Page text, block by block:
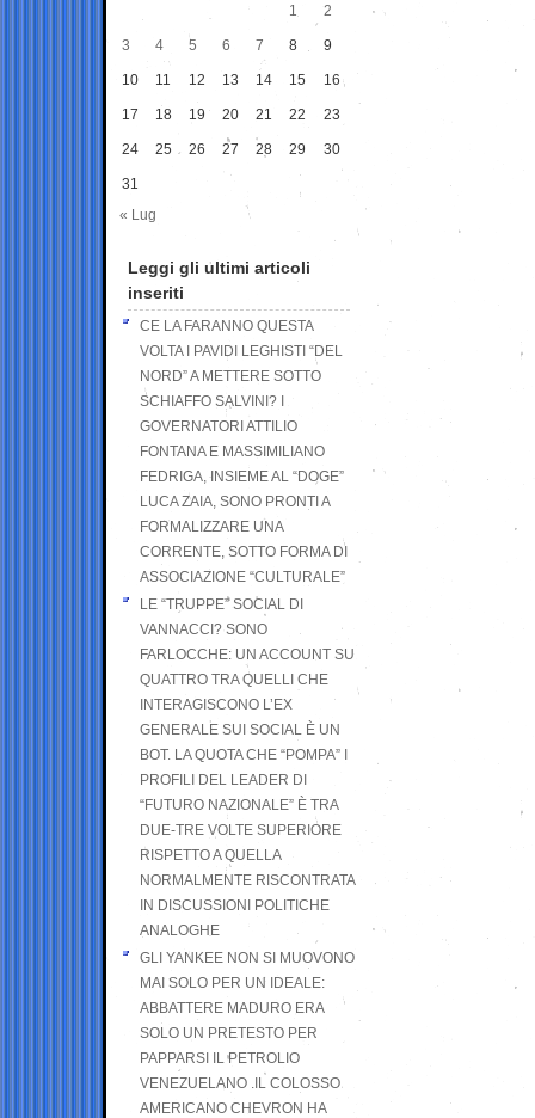
1
2
3 4 5 6 7 8 9
10 11 12 13 14 15 16
17 18 19 20 21 22 23
24 25 26 27 28 29 30
31
« Lug
Leggi gli ultimi articoli
inseriti
CE LA FARANNO QUESTA
VOLTA I PAVIDI LEGHISTI “DEL
NORD” A METTERE SOTTO
SCHIAFFO SALVINI? I
GOVERNATORI ATTILIO
FONTANA E MASSIMILIANO
FEDRIGA, INSIEME AL “DOGE”
LUCA ZAIA, SONO PRONTI A
FORMALIZZARE UNA
CORRENTE, SOTTO FORMA DI
ASSOCIAZIONE “CULTURALE”
LE “TRUPPE” SOCIAL DI
VANNACCI? SONO
FARLOCCHE: UN ACCOUNT SU
QUATTRO TRA QUELLI CHE
INTERAGISCONO L’EX
GENERALE SUI SOCIAL È UN
BOT. LA QUOTA CHE “POMPA” I
PROFILI DEL LEADER DI
“FUTURO NAZIONALE” È TRA
DUE-TRE VOLTE SUPERIORE
RISPETTO A QUELLA
NORMALMENTE RISCONTRATA
IN DISCUSSIONI POLITICHE
ANALOGHE
GLI YANKEE NON SI MUOVONO
MAI SOLO PER UN IDEALE:
ABBATTERE MADURO ERA
SOLO UN PRETESTO PER
PAPPARSI IL PETROLIO
VENEZUELANO .IL COLOSSO
AMERICANO CHEVRON HA